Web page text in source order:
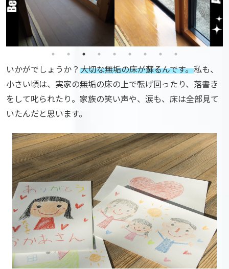
いかがでしょうか？ 大切な無垢の床が蘇るんです。私も、
小さい頃は、実家の無垢の床の上で転げ回ったり、落書き
をして叱られたり。 家族の笑い声や、涙も、床は全部見て
いたんだと思います。